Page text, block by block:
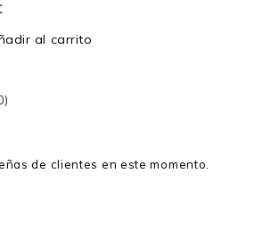
al carrito
de clientes en este momento.